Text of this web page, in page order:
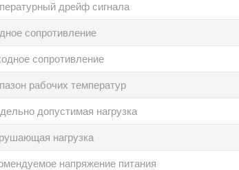
дрейф сигнала
сопротивление
сопротивление
рабочих температур
допустимая нагрузка
нагрузка
напряжение питания